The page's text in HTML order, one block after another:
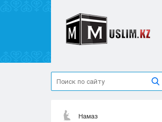
Намаз